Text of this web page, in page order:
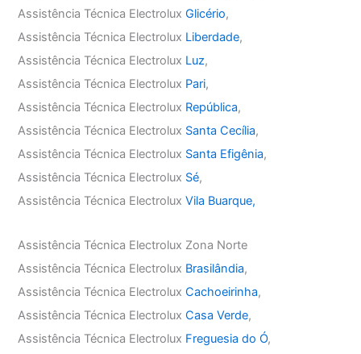
Assistência Técnica ElectroluxGlicério,
Assistência Técnica Electrolux Liberdade,
Assistência Técnica Electrolux Luz,
Assistência Técnica Electrolux Pari,
Assistência Técnica Electrolux República,
Assistência Técnica Electrolux Santa Cecília,
Assistência Técnica Electrolux Santa Efigênia,
Assistência Técnica Electrolux Sé,
Assistência Técnica ElectroluxVila Buarque,
Assistência Técnica Electrolux Zona Norte
Assistência Técnica Electrolux Brasilândia,
Assistência Técnica ElectroluxCachoeirinha,
Assistência Técnica ElectroluxCasa Verde,
Assistência Técnica Electrolux Freguesia do Ó,